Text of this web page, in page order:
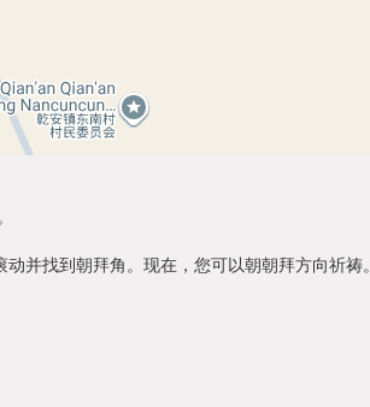
并找到朝拜角。现在，您可以朝朝拜方向祈祷。